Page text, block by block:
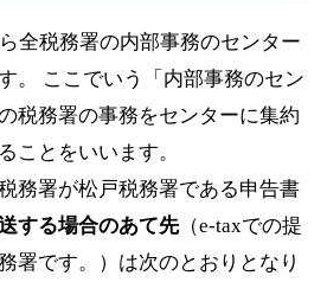
全税務署の内部事務のセンター
。 ここでいう「内部事務のセン
税務署の事務をセンターに集約
ことをいいます。
務署が松戸税務署である申告書
する場合のあて先（e-taxでの提
署です。）は次のとおりとなり